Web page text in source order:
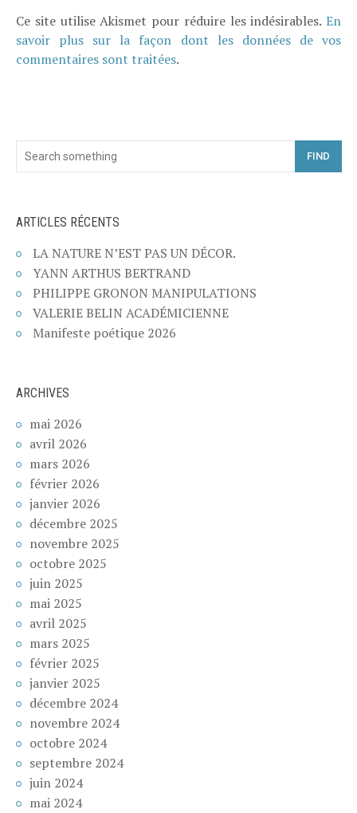
Ce site utilise Akismet pour réduire les indésirables. En
savoir plus sur la façon dont les données de vos
commentaires sont traitées.
FIND
ARTICLES RÉCENTS
LA NATURE N’EST PAS UN DÉCOR.
YANN ARTHUS BERTRAND
PHILIPPE GRONON MANIPULATIONS
VALERIE BELIN ACADÉMICIENNE
Manifeste poétique 2026
ARCHIVES
mai 2026
avril 2026
mars 2026
février 2026
janvier 2026
décembre 2025
novembre 2025
octobre 2025
juin 2025
mai 2025
avril 2025
mars 2025
février 2025
janvier 2025
décembre 2024
novembre 2024
octobre 2024
septembre 2024
juin 2024
mai 2024